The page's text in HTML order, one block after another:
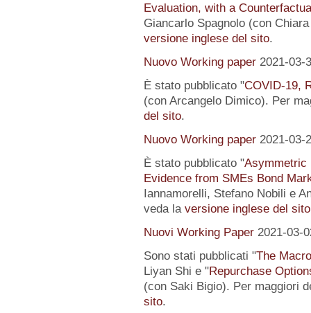
Evaluation, with a
Giancarlo Spagnolo (con
versione inglese del sito.
Nuovo Working paper 2021-03-
È stato pubblicato "COVID-19,
(con Arcangelo Dimico). Per
del sito.
Nuovo Working paper 2021-03-
È stato pubblicato "Asymmetric
Evidence from SMEs Bond
Iannamorelli, Stefano Nobili e
veda la versione inglese del sito
Nuovi Working Paper 2021-03-
Sono stati pubblicati "The
Liyan Shi e "Repurchase
(con Saki Bigio). Per maggiori
sito.